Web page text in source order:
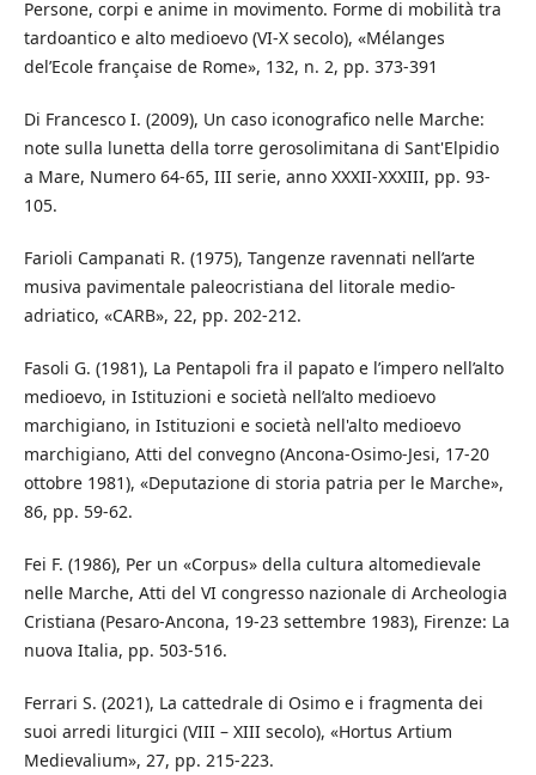
Persone, corpi e anime in movimento. Forme di mobilità tra
tardoantico e alto medioevo (VI-X secolo), «Mélanges
del’Ecole française de Rome», 132, n. 2, pp. 373-391
Di Francesco I. (2009), Un caso iconografico nelle Marche:
note sulla lunetta della torre gerosolimitana di Sant'Elpidio
a Mare, Numero 64-65, III serie, anno XXXII-XXXIII, pp. 93-
105.
Farioli Campanati R. (1975), Tangenze ravennati nell’arte
musiva pavimentale paleocristiana del litorale medio-
adriatico, «CARB», 22, pp. 202-212.
Fasoli G. (1981), La Pentapoli fra il papato e l’impero nell’alto
medioevo, in Istituzioni e società nell’alto medioevo
marchigiano, in Istituzioni e società nell'alto medioevo
marchigiano, Atti del convegno (Ancona-Osimo-Jesi, 17-20
ottobre 1981), «Deputazione di storia patria per le Marche»,
86, pp. 59-62.
Fei F. (1986), Per un «Corpus» della cultura altomedievale
nelle Marche, Atti del VI congresso nazionale di Archeologia
Cristiana (Pesaro-Ancona, 19-23 settembre 1983), Firenze: La
nuova Italia, pp. 503-516.
Ferrari S. (2021), La cattedrale di Osimo e i fragmenta dei
suoi arredi liturgici (VIII – XIII secolo), «Hortus Artium
Medievalium», 27, pp. 215-223.